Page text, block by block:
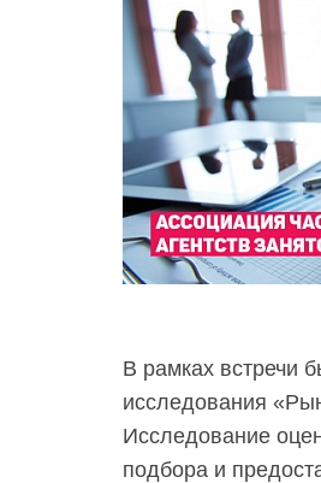
В рамках встречи
исследования
Исследование
подбора и